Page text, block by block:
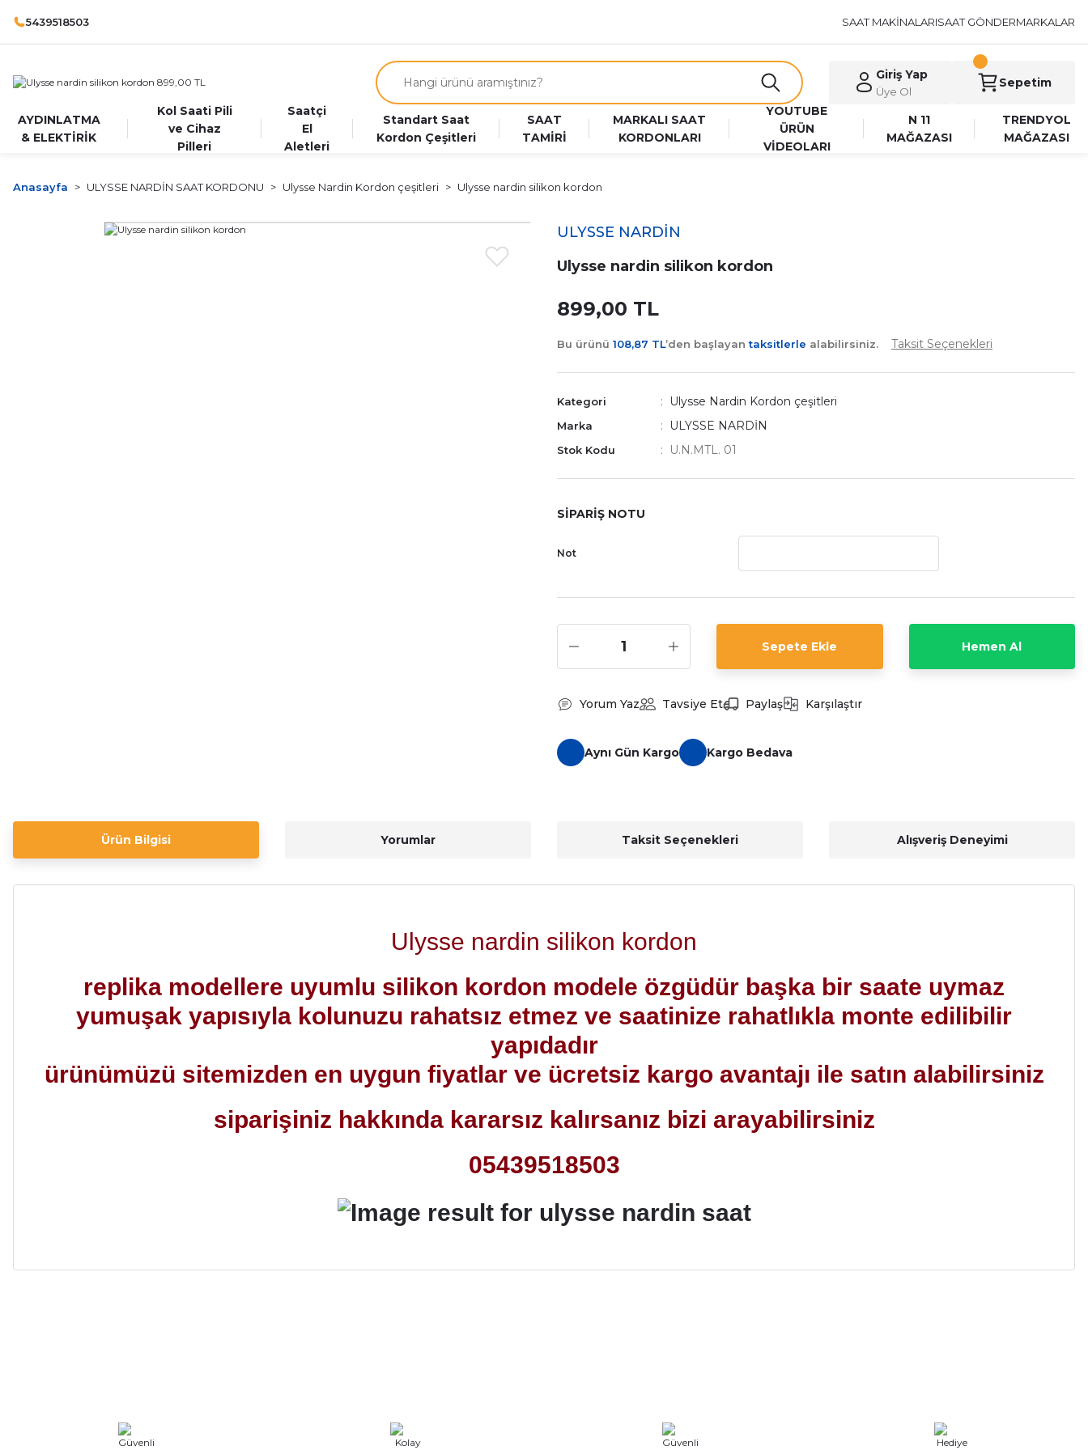
5439518503 SAAT MAKİNALARISAAT GÖNDERMARKALAR
Giriş Yap
Üye Ol
Sepetim
AYDINLATMA
& ELEKTİRİK
Kol Saati Pili
ve Cihaz
Pilleri
Saatçi
El
Aletleri
Standart Saat
Kordon Çeşitleri
SAAT
TAMİRİ
MARKALI SAAT
KORDONLARI
YOUTUBE
ÜRÜN
VİDEOLARI
N 11
MAĞAZASI
TRENDYOL
MAĞAZASI
Anasayfa ULYSSE NARDİN SAAT KORDONU Ulysse Nardin Kordon çeşitleri Ulysse nardin silikon kordon
ULYSSE NARDİN
Ulysse nardin silikon kordon
899,00 TL
Bu ürünü 108,87 TL’den başlayantaksitlerle alabilirsiniz. Taksit Seçenekleri
Kategori Ulysse Nardin Kordon çeşitleri
Marka ULYSSE NARDİN
Stok Kodu U.N.MTL. 01
SİPARİŞ NOTU
Not
Sepete Ekle Hemen Al
Yorum Yaz Tavsiye Et Paylaş Karşılaştır
Aynı Gün Kargo Kargo Bedava
Ürün Bilgisi Yorumlar Taksit Seçenekleri Alışveriş Deneyimi
Ulysse nardin silikon kordon
replika modellere uyumlu silikon kordon modele özgüdür başka bir saate uymaz
yumuşak yapısıyla kolunuzu rahatsız etmez ve saatinize rahatlıkla monte edilibilir
yapıdadır
ürünümüzü sitemizden en uygun fiyatlar ve ücretsiz kargo avantajı ile satın alabilirsiniz
siparişiniz hakkında kararsız kalırsanız bizi arayabilirsiniz
05439518503
İsmail yılmaz | 15/05/2026